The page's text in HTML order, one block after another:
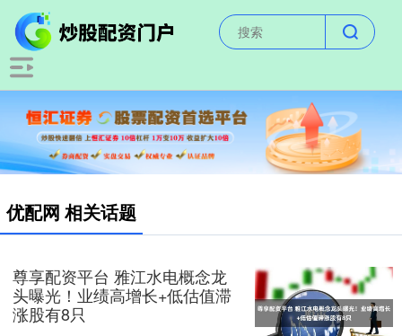
优配网 相关话题
尊享配资平台 雅江水电概念龙
头曝光！业绩高增长+低估值滞
涨股有8只